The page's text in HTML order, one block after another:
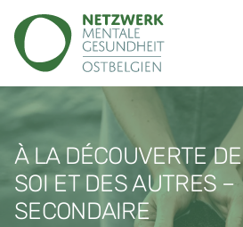
À LA DÉCOUVERTE DE
SOI ET DES AUTRES –
SECONDAIRE